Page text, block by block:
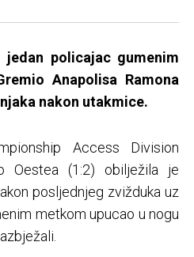
policajac gumenim
Anapolisa Ramona
nakon utakmice.
Access Division
Oestea (1:2) obilježila je
posljednjeg zvižduka uz
metkom upucao u nogu